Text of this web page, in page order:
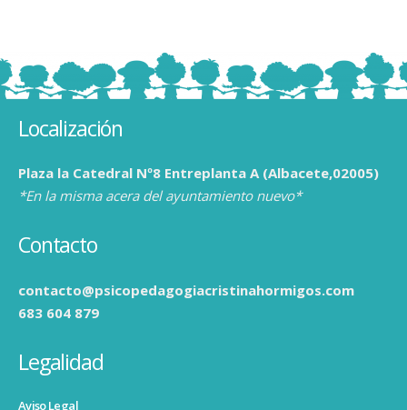
Localización
Plaza la Catedral Nº8 Entreplanta A (Albacete,02005)
*En la misma acera del ayuntamiento nuevo*
Contacto
contacto@psicopedagogiacristinahormigos.com
683 604 879
Legalidad
Aviso Legal